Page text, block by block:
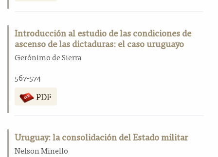
Introducción al estudio de las condiciones de
ascenso de las dictaduras: el caso uruguayo
Gerónimo de Sierra
567-574
PDF
Uruguay: la consolidación del Estado militar
Nelson Minello